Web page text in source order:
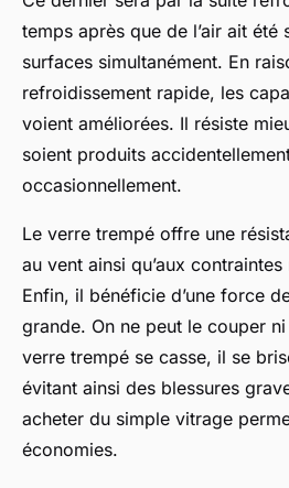
temps après que de l’air ait été
surfaces simultanément. En
refroidissement rapide, les
voient améliorées. Il résiste
soient produits
occasionnellement.
Le verre trempé offre une
au vent ainsi qu’aux
Enfin, il bénéficie d’une force
grande. On ne peut le couper
verre trempé se casse, il se
évitant ainsi des blessures
acheter du simple vitrage
économies.